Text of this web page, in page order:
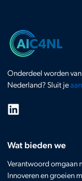
Onderdeel worden
Nederland? Sluit jeaan
Wat bieden we
Verantwoord omgaan
Innoveren en groeien